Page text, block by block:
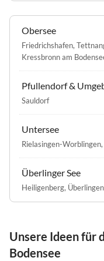
Obersee
Friedrichshafen,
Kressbronn am
Pfullendorf &
Sauldorf
Untersee
Rielasingen-Worblingen,
Überlinger See
Heiligenberg, Überlingen
Unsere Ideen für
Bodensee